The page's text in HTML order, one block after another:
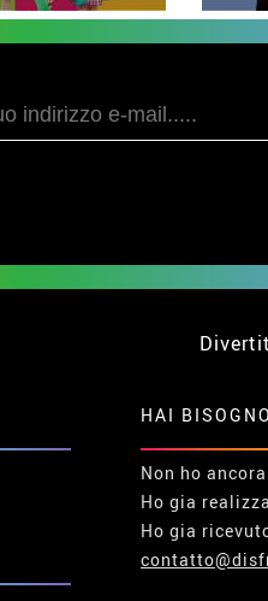
HAI
Non ho
Ho gia
Ho gia